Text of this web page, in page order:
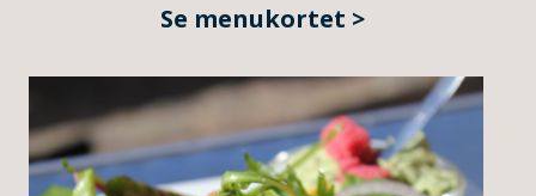
Se menukortet >